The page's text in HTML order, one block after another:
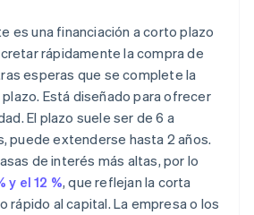
es una financiación a corto plazo
rápidamente la compra de
esperas que se complete la
Está diseñado para ofrecer
El plazo suele ser de 6 a
puede extenderse hasta 2 años.
de interés más altas, por lo
y el 12 %, que reflejan la corta
rápido al capital. La empresa o los